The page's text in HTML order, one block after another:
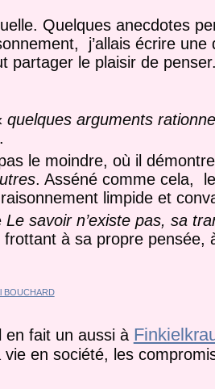
Quelques anecdotes
j’allais écrire une
partager le plaisir de
quelques arguments
le moindre, où il
. Asséné comme cela,
limpide et
Le savoir n’existe pas, sa
à sa propre pensée,
en fait un aussi à
en société, les